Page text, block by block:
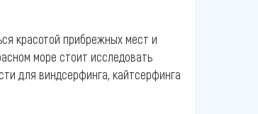
красотой прибрежных мест и
море стоит исследовать
для виндсерфинга, кайтсерфинга